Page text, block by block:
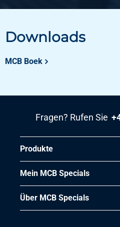
Blank Rund
Artikelnummer
3700-0030-35
Beschreibung
Blank Rund
Pb min 0,2%
Stück pro KG
Bruttopreis
Downloads
MCB Boek
Fragen? Rufen Sie
Produkte
Mein MCB Specials
Über MCB Specials